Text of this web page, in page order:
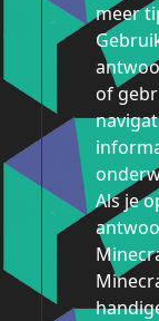
meer
of
Als je